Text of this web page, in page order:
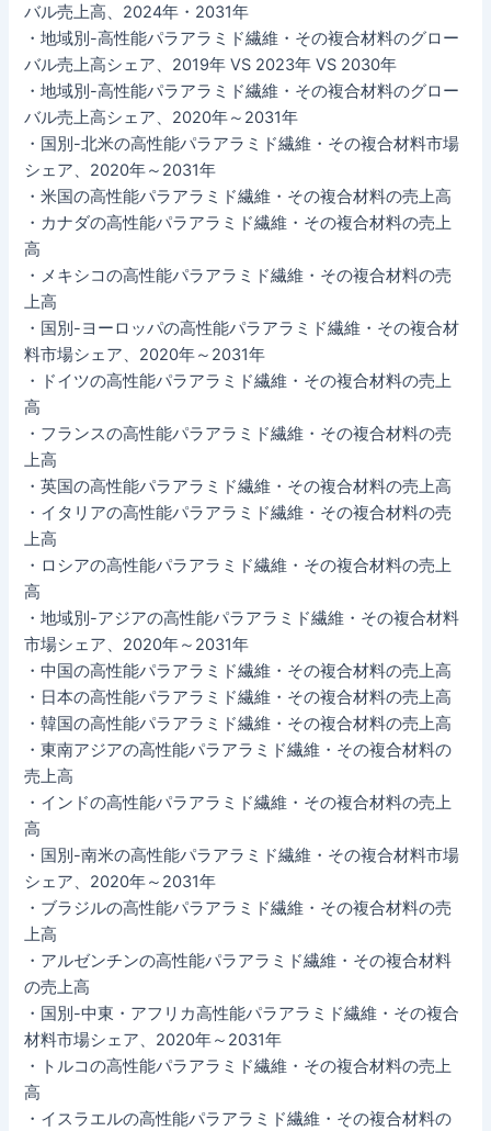
バル売上高、2024年・2031年
・地域別-高性能パラアラミド繊維・その複合材料のグロー
バル売上高シェア、2019年 VS 2023年 VS 2030年
・地域別-高性能パラアラミド繊維・その複合材料のグロー
バル売上高シェア、2020年～2031年
・国別-北米の高性能パラアラミド繊維・その複合材料市場
シェア、2020年～2031年
・米国の高性能パラアラミド繊維・その複合材料の売上高
・カナダの高性能パラアラミド繊維・その複合材料の売上
高
・メキシコの高性能パラアラミド繊維・その複合材料の売
上高
・国別-ヨーロッパの高性能パラアラミド繊維・その複合材
料市場シェア、2020年～2031年
・ドイツの高性能パラアラミド繊維・その複合材料の売上
高
・フランスの高性能パラアラミド繊維・その複合材料の売
上高
・英国の高性能パラアラミド繊維・その複合材料の売上高
・イタリアの高性能パラアラミド繊維・その複合材料の売
上高
・ロシアの高性能パラアラミド繊維・その複合材料の売上
高
・地域別-アジアの高性能パラアラミド繊維・その複合材料
市場シェア、2020年～2031年
・中国の高性能パラアラミド繊維・その複合材料の売上高
・日本の高性能パラアラミド繊維・その複合材料の売上高
・韓国の高性能パラアラミド繊維・その複合材料の売上高
・東南アジアの高性能パラアラミド繊維・その複合材料の
売上高
・インドの高性能パラアラミド繊維・その複合材料の売上
高
・国別-南米の高性能パラアラミド繊維・その複合材料市場
シェア、2020年～2031年
・ブラジルの高性能パラアラミド繊維・その複合材料の売
上高
・アルゼンチンの高性能パラアラミド繊維・その複合材料
の売上高
・国別-中東・アフリカ高性能パラアラミド繊維・その複合
材料市場シェア、2020年～2031年
・トルコの高性能パラアラミド繊維・その複合材料の売上
高
・イスラエルの高性能パラアラミド繊維・その複合材料の